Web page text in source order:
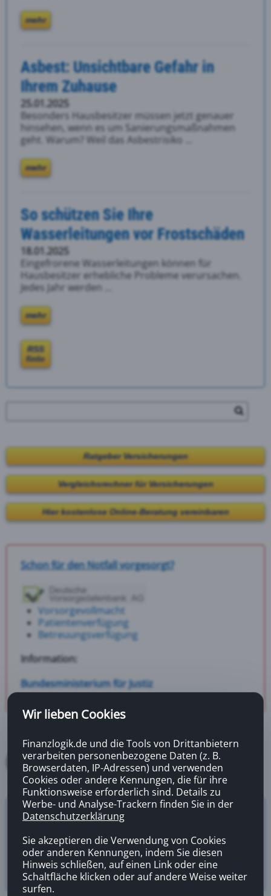
mehr
Asbest: Unsichtbare Gefahr in
Ihrem Zuhause
25.01.2025
Besonders Hausbesitzer müssen jetzt genauer
hinsehen, wenn es um Sanierungsmaßnahmen
geht. Warum? Weil das Asbestrisiko ...
mehr
So schützen Sie Ihre
Wasserleitungen vor Frostschäden
18.01.2025
Eingefrorene Wasserleitungen können für
Hausbesitzer erhebliche Probleme verursachen.
Jedes Jahr werden ...
mehr
RSS
finlo
Ratgeber Versicherungen
Vergleichsrechner für Versicherungen
Hier kostenlose Online-Beratung vereinbaren
Schon für den Notfall vorgesorgt?
Vorsorgevollmacht
Patientenverfügung
Betreuungsverfügung
Information:
Bundesministerium für Justiz
Versicherungsrechner
Wir lieben Cookies
Finanzlogik.de und die Tools von Drittanbietern
verarbeiten personenbezogene Daten (z. B.
Browserdaten, IP-Adressen) und verwenden
Cookies oder andere Kennungen, die für ihre
Funktionsweise erforderlich sind. Details zu
Werbe- und Analyse-Trackern finden Sie in der
Datenschutzerklärung
Sie akzeptieren die Verwendung von Cookies
oder anderen Kennungen, indem Sie diesen
Hinweis schließen, auf einen Link oder eine
Schaltfläche klicken oder auf andere Weise weiter
surfen.